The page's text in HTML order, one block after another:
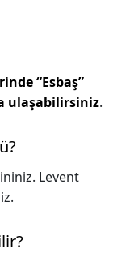
“Esbaş”
ulaşabilirsiniz.
Levent